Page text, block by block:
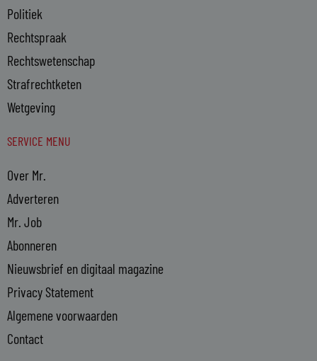
Politiek
Rechtspraak
Rechtswetenschap
Strafrechtketen
Wetgeving
SERVICE MENU
Over Mr.
Adverteren
Mr. Job
Abonneren
Nieuwsbrief en digitaal magazine
Privacy Statement
Algemene voorwaarden
Contact